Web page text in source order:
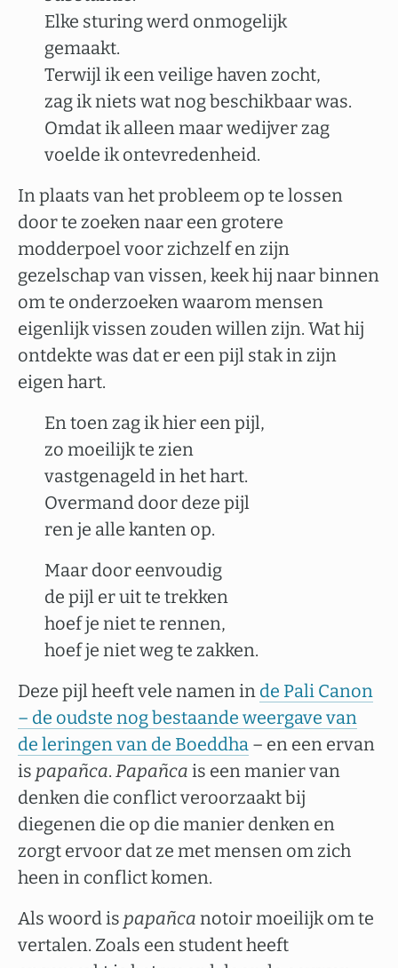
Elke sturing werd onmogelijk
gemaakt.
Terwijl ik een veilige haven zocht,
zag ik niets wat nog beschikbaar was.
Omdat ik alleen maar wedijver zag
voelde ik ontevredenheid.
In plaats van het probleem op te lossen
door te zoeken naar een grotere
modderpoel voor zichzelf en zijn
gezelschap van vissen, keek hij naar binnen
om te onderzoeken waarom mensen
eigenlijk vissen zouden willen zijn. Wat hij
ontdekte was dat er een pijl stak in zijn
eigen hart.
En toen zag ik hier een pijl,
zo moeilijk te zien
vastgenageld in het hart.
Overmand door deze pijl
ren je alle kanten op.
Maar door eenvoudig
de pijl er uit te trekken
hoef je niet te rennen,
hoef je niet weg te zakken.
Deze pijl heeft vele namen in de Pali Canon
– de oudste nog bestaande weergave van
de leringen van de Boeddha – en een ervan
is papañca. Papañca is een manier van
denken die conflict veroorzaakt bij
diegenen die op die manier denken en
zorgt ervoor dat ze met mensen om zich
heen in conflict komen.
Als woord is papañca notoir moeilijk om te
vertalen. Zoals een student heeft